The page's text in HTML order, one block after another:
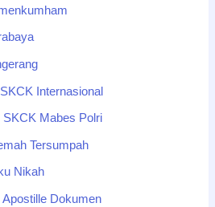
Internasional
Mabes Polri
Tersumpah
Nikah
Dokumen